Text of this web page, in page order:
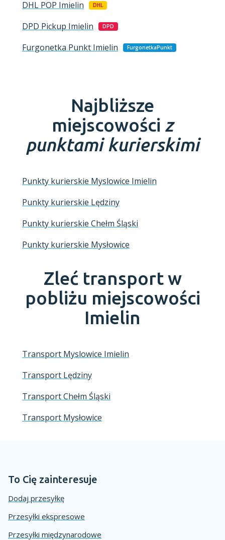
DHL POP Imielin DHL
DPD Pickup Imielin DPD
Furgonetka Punkt Imielin FurgonetkaPunkt
Najbliższe
miejscowości z
punktami kurierskimi
Punkty kurierskie Myslowice Imielin
Punkty kurierskie Lędziny
Punkty kurierskie Chełm Śląski
Punkty kurierskie Mysłowice
Zleć transport w
pobliżu miejscowości
Imielin
Transport Myslowice Imielin
Transport Lędziny
Transport Chełm Śląski
Transport Mysłowice
To Cię zainteresuje
Dodaj przesyłkę
Przesyłki ekspresowe
Przesyłki międzynarodowe